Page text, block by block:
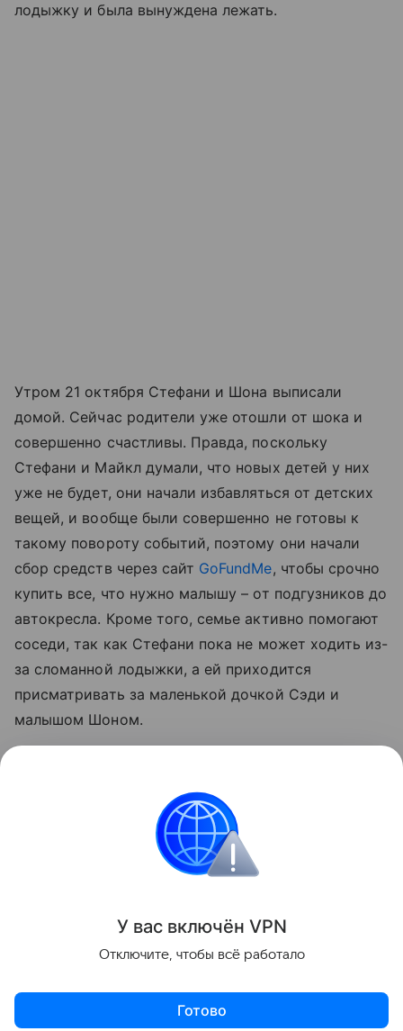
лодыжку и была вынуждена лежать.
Утром 21 октября Стефани и Шона выписали
домой. Сейчас родители уже отошли от шока и
совершенно счастливы. Правда, поскольку
Стефани и Майкл думали, что новых детей у них
уже не будет, они начали избавляться от детских
вещей, и вообще были совершенно не готовы к
такому повороту событий, поэтому они начали
сбор средств через сайт GoFundMe, чтобы срочно
купить все, что нужно малышу – от подгузников до
автокресла. Кроме того, семье активно помогают
соседи, так как Стефани пока не может ходить из-
за сломанной лодыжки, а ей приходится
присматривать за маленькой дочкой Сэди и
малышом Шоном.
не единственная в своем роде. Читайте
другой мамы, которая узнала о беременности в
Поделиться
У вас включён VPN
Отключите, чтобы всё работало
Готово